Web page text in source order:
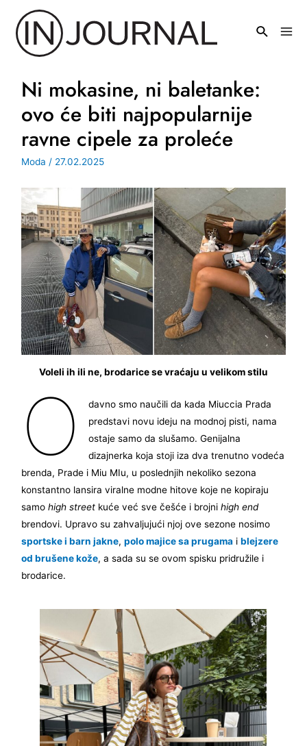
sadržaj
Ni mokasine, ni baletanke:
ovo će biti najpopularnije
ravne cipele za proleće
Moda / 27.02.2025
Voleli ih ili ne, brodarice se vraćaju u velikom stilu
O
davno smo naučili da kada Miuccia Prada
predstavi novu ideju na modnoj pisti, nama
ostaje samo da slušamo. Genijalna
dizajnerka koja stoji iza dva trenutno vodeća
brenda, Prade i Miu MIu, u poslednjih nekoliko sezona
konstantno lansira viralne modne hitove koje ne kopiraju
samo high street kuće već sve češće i brojnihigh end
brendovi. Upravo su zahvaljujući njoj ove sezone nosimo
sportske i barn jakne,polo majice sa prugama iblejzere
od brušene kože, a sada su se ovom spisku pridružile i
brodarice.